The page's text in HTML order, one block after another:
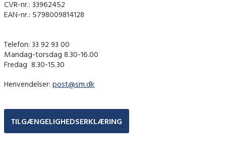
CVR-nr.: 33962452
EAN-nr.: 5798009814128
Telefon: 33 92 93 00
Mandag-torsdag 8.30-16.00
Fredag ​ 8.30-15.30
Henvendelser: post@sm.dk
TILGÆNGELIGHEDSERKLÆRING